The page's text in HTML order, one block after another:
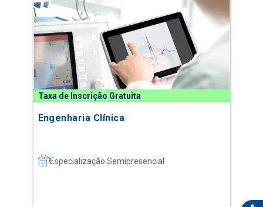
Taxa de Inscrição Gratuita
Engenharia Clínica
Especialização Semipresencial